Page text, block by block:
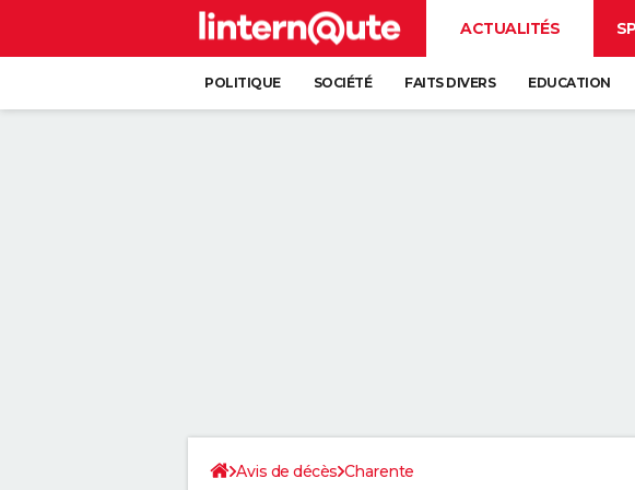
ACTUALITÉS
POLITIQUE SOCIÉTÉ FAITS DIVERS EDUCATION
Avis de décès Charente